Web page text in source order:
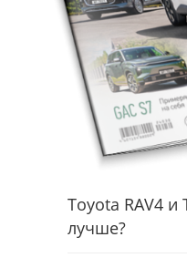
Toyota RAV4 и
лучше?